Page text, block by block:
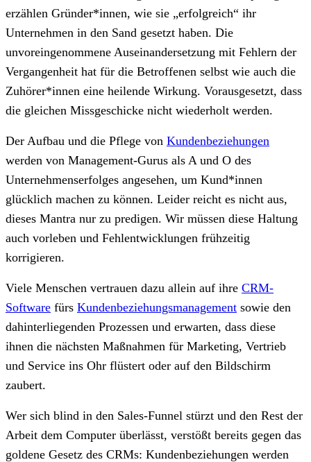
erzählen Gründer*innen, wie sie „erfolgreich“ ihr
Unternehmen in den Sand gesetzt haben. Die
unvoreingenommene Auseinandersetzung mit Fehlern der
Vergangenheit hat für die Betroffenen selbst wie auch die
Zuhörer*innen eine heilende Wirkung. Vorausgesetzt, dass
die gleichen Missgeschicke nicht wiederholt werden.
Der Aufbau und die Pflege von Kundenbeziehungen
werden von Management-Gurus als A und O des
Unternehmenserfolges angesehen, um Kund*innen
glücklich machen zu können. Leider reicht es nicht aus,
dieses Mantra nur zu predigen. Wir müssen diese Haltung
auch vorleben und Fehlentwicklungen frühzeitig
korrigieren.
Viele Menschen vertrauen dazu allein auf ihre CRM-
Software fürs Kundenbeziehungsmanagement sowie den
dahinterliegenden Prozessen und erwarten, dass diese
ihnen die nächsten Maßnahmen für Marketing, Vertrieb
und Service ins Ohr flüstert oder auf den Bildschirm
zaubert.
Wer sich blind in den Sales-Funnel stürzt und den Rest der
Arbeit dem Computer überlässt, verstößt bereits gegen das
goldene Gesetz des CRMs: Kundenbeziehungen werden